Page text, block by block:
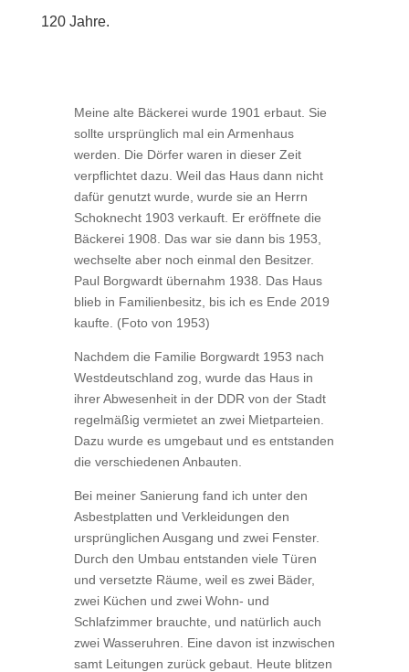
120 Jahre.
Meine alte Bäckerei wurde 1901 erbaut. Sie
sollte ursprünglich mal ein Armenhaus
werden. Die Dörfer waren in dieser Zeit
verpflichtet dazu. Weil das Haus dann nicht
dafür genutzt wurde, wurde sie an Herrn
Schoknecht 1903 verkauft. Er eröffnete die
Bäckerei 1908. Das war sie dann bis 1953,
wechselte aber noch einmal den Besitzer.
Paul Borgwardt übernahm 1938. Das Haus
blieb in Familienbesitz, bis ich es Ende 2019
kaufte. (Foto von 1953)
Nachdem die Familie Borgwardt 1953 nach
Westdeutschland zog, wurde das Haus in
ihrer Abwesenheit in der DDR von der Stadt
regelmäßig vermietet an zwei Mietparteien.
Dazu wurde es umgebaut und es entstanden
die verschiedenen Anbauten.
Bei meiner Sanierung fand ich unter den
Asbestplatten und Verkleidungen den
ursprünglichen Ausgang und zwei Fenster.
Durch den Umbau entstanden viele Türen
und versetzte Räume, weil es zwei Bäder,
zwei Küchen und zwei Wohn- und
Schlafzimmer brauchte, und natürlich auch
zwei Wasseruhren. Eine davon ist inzwischen
samt Leitungen zurück gebaut. Heute blitzen